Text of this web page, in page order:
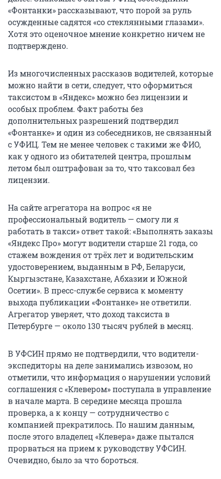
«Фонтанки» рассказывают, что порой за руль
осужденные садятся «со стеклянными глазами».
Хотя это оценочное мнение конкретно ничем не
подтверждено.
Из многочисленных рассказов водителей, которые
можно найти в сети, следует, что оформиться
таксистом в «Яндекс» можно без лицензии и
особых проблем. Факт работы без
дополнительных разрешений подтвердил
«Фонтанке» и один из собеседников, не связанный
с УФИЦ. Тем не менее человек с такими же ФИО,
как у одного из обитателей центра, прошлым
летом был оштрафован за то, что таксовал без
лицензии.
На сайте агрегатора на вопрос «я не
профессиональный водитель — смогу ли я
работать в такси» ответ такой: «Выполнять заказы
«Яндекс Про» могут водители старше 21 года, со
стажем вождения от трёх лет и водительским
удостоверением, выданным в РФ, Беларуси,
Кыргызстане, Казахстане, Абхазии и Южной
Осетии». В пресс-службе сервиса к моменту
выхода публикации «Фонтанке» не ответили.
Агрегатор уверяет, что доход таксиста в
Петербурге — около 130 тысяч рублей в месяц.
В УФСИН прямо не подтвердили, что водители-
экспедиторы на деле занимались извозом, но
отметили, что информация о нарушении условий
соглашения с «Клевером» поступала в управление
в начале марта. В середине месяца прошла
проверка, а к концу — сотрудничество с
компанией прекратилось. По нашим данным,
после этого владелец «Клевера» даже пытался
прорваться на прием к руководству УФСИН.
Очевидно, было за что бороться.